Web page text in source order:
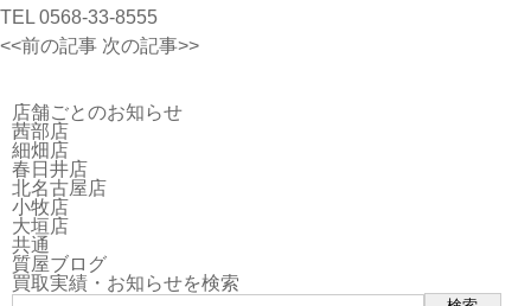
TEL 0568-33-8555
<<前の記事 次の記事>>
店舗ごとのお知らせ
茜部店
細畑店
春日井店
北名古屋店
小牧店
大垣店
共通
質屋ブログ
買取実績・お知らせを検索